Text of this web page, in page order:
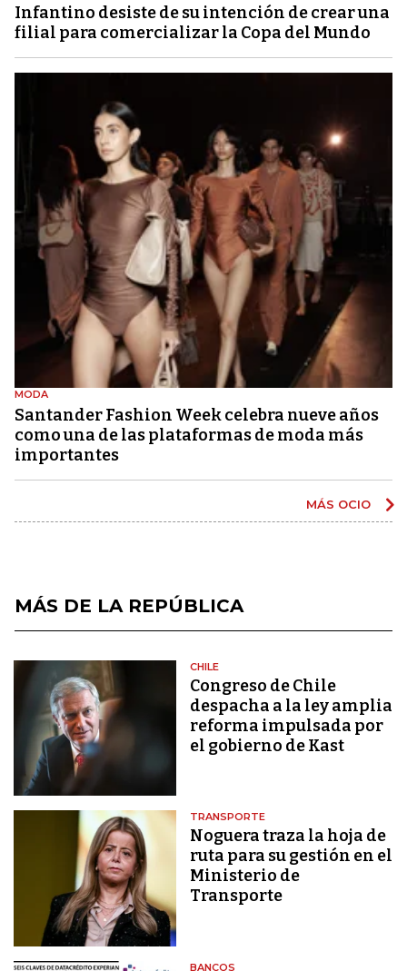
Infantino desiste de su intención de crear una
filial para comercializar la Copa del Mundo
MODA
Santander Fashion Week celebra nueve años
como una de las plataformas de moda más
importantes
MÁS OCIO
MÁS DE LA REPÚBLICA
CHILE
Congreso de Chile
despacha a la ley amplia
reforma impulsada por
el gobierno de Kast
TRANSPORTE
Noguera traza la hoja de
ruta para su gestión en el
Ministerio de
Transporte
BANCOS